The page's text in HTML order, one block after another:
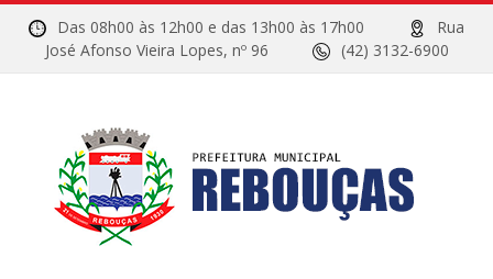
Das 08h00 às 12h00 e das 13h00 às 17h00
Rua
José Afonso Vieira Lopes, nº 96
(42) 3132-6900